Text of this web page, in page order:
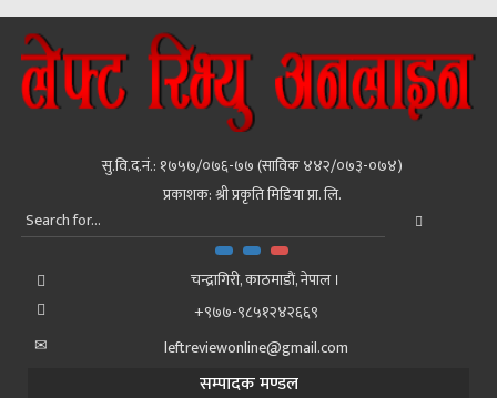
सु.वि.द.नं.: १७५७/०७६-७७ (साविक ४४२/०७३-०७४)
प्रकाशक: श्री प्रकृति मिडिया प्रा. लि.
चन्द्रागिरी, काठमाडाैं, नेपाल ।
+९७७-९८५१२४२६६९
leftreviewonline@gmail.com
सम्पादक मण्डल